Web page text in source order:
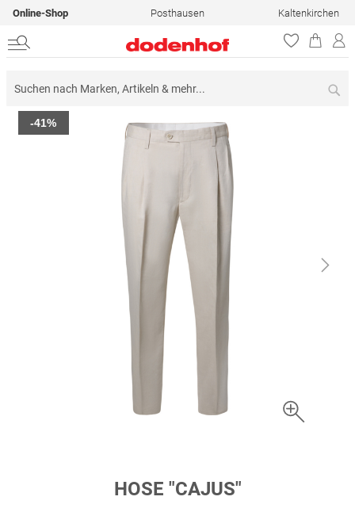
Online-Shop Posthausen Kaltenkirchen
Zum
Ende
-41%
HOSE "CAJUS"